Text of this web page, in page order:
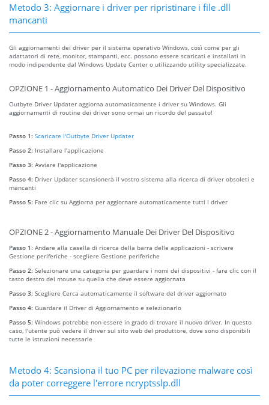
Metodo 3: Aggiornare i driver per ripristinare i file .dll
mancanti
Gli aggiornamenti dei driver per il sistema operativo Windows, così come per gli
adattatori di rete, monitor, stampanti, ecc. possono essere scaricati e installati in
modo indipendente dal Windows Update Center o utilizzando utility specializzate.
OPZIONE 1 - Aggiornamento Automatico Dei Driver Del Dispositivo
Outbyte Driver Updater aggiorna automaticamente i driver su Windows. Gli
aggiornamenti di routine dei driver sono ormai un ricordo del passato!
Passo 1: Scaricare l'Outbyte Driver Updater
Passo 2: Installare l'applicazione
Passo 3: Avviare l'applicazione
Passo 4: Driver Updater scansionerà il vostro sistema alla ricerca di driver obsoleti e
mancanti
Passo 5: Fare clic su Aggiorna per aggiornare automaticamente tutti i driver
OPZIONE 2 - Aggiornamento Manuale Dei Driver Del Dispositivo
Passo 1: Andare alla casella di ricerca della barra delle applicazioni - scrivere
Gestione periferiche - scegliere Gestione periferiche
Passo 2: Selezionare una categoria per guardare i nomi dei dispositivi - fare clic con il
tasto destro del mouse su quella che deve essere aggiornata
Passo 3: Scegliere Cerca automaticamente il software del driver aggiornato
Passo 4: Guardare il Driver di Aggiornamento e selezionarlo
Passo 5: Windows potrebbe non essere in grado di trovare il nuovo driver. In questo
caso, l'utente può vedere il driver sul sito web del produttore, dove sono disponibili
tutte le istruzioni necessarie
Metodo 4: Scansiona il tuo PC per rilevazione malware così
da poter correggere l'errore ncryptsslp.dll